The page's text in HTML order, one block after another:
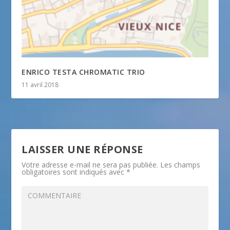
ENRICO TESTA CHROMATIC TRIO
11 avril 2018
LAISSER UNE RÉPONSE
Votre adresse e-mail ne sera pas publiée. Les champs
obligatoires sont indiqués avec*